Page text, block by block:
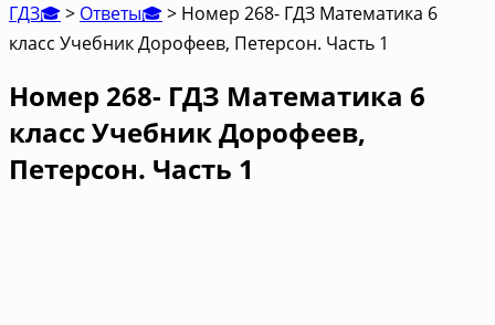
ГДЗ🎓> Ответы🎓> Номер 268- ГДЗ Математика 6
класс Учебник Дорофеев, Петерсон. Часть 1
Номер 268- ГДЗ Математика 6
класс Учебник Дорофеев,
Петерсон. Часть 1